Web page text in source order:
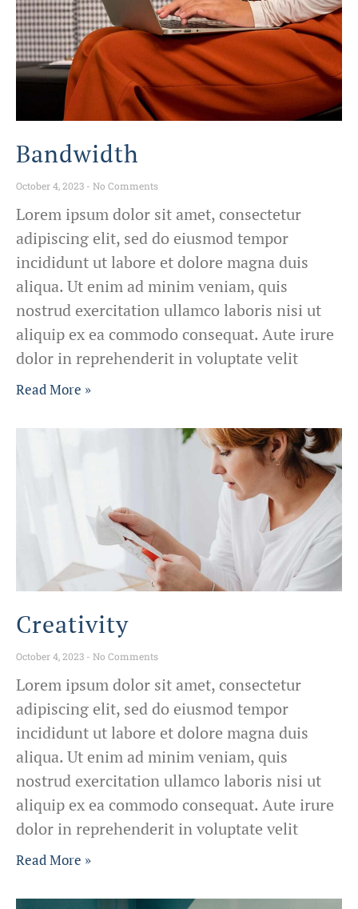
Bandwidth
October 4, 2023 No Comments
Lorem ipsum dolor sit amet, consectetur
adipiscing elit, sed do eiusmod tempor
incididunt ut labore et dolore magna duis
aliqua. Ut enim ad minim veniam, quis
nostrud exercitation ullamco laboris nisi ut
aliquip ex ea commodo consequat. Aute irure
dolor in reprehenderit in voluptate velit
Read More »
Creativity
October 4, 2023 No Comments
Lorem ipsum dolor sit amet, consectetur
adipiscing elit, sed do eiusmod tempor
incididunt ut labore et dolore magna duis
aliqua. Ut enim ad minim veniam, quis
nostrud exercitation ullamco laboris nisi ut
aliquip ex ea commodo consequat. Aute irure
dolor in reprehenderit in voluptate velit
Read More »